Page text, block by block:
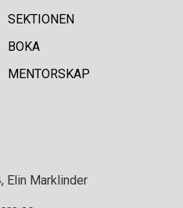
SEKTIONEN
BOKA
MENTORSKAP
Elin Marklinder